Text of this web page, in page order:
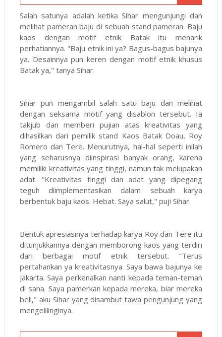
Salah satunya adalah ketika Sihar mengunjungi dan
melihat pameran baju di sebuah stand pameran. Baju
kaos dengan motif etnik Batak itu menarik
perhatiannya. "Baju etnik ini ya? Bagus-bagus bajunya
ya. Desainnya pun keren dengan motif etnik khusus
Batak ya," tanya Sihar.
Sihar pun mengambil salah satu baju dan melihat
dengan seksama motif yang disablon tersebut. Ia
takjub dan memberi pujian atas kreativitas yang
dihasilkan dari pemilik stand Kaos Batak Doau, Roy
Romero dan Tere. Menurutnya, hal-hal seperti inilah
yang seharusnya diinspirasi banyak orang, karena
memiliki kreativitas yang tinggi, namun tak melupakan
adat. "Kreativitas tinggi dan adat yang dipegang
teguh diimplementasikan dalam sebuah karya
berbentuk baju kaos. Hebat. Saya salut," puji Sihar.
Bentuk apresiasinya terhadap karya Roy dan Tere itu
ditunjukkannya dengan memborong kaos yang terdiri
dari berbagai motif etnik tersebut. "Terus
pertahankan ya kreativitasnya. Saya bawa bajunya ke
Jakarta. Saya perkenalkan nanti kepada teman-teman
di sana. Saya pamerkan kepada mereka, biar mereka
beli," aku Sihar yang disambut tawa pengunjung yang
mengelilinginya.